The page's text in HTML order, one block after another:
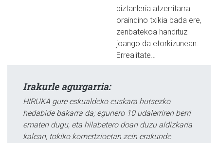
biztanleria atzerritarra
oraindino txikia bada ere,
zenbatekoa handituz
joango da etorkizunean.
Errealitate…
Irakurle agurgarria:
HIRUKA gure eskualdeko euskara hutsezko
hedabide bakarra da; egunero 10 udalerriren berri
ematen dugu, eta hilabetero doan duzu aldizkaria
kalean, tokiko komertzioetan zein erakunde